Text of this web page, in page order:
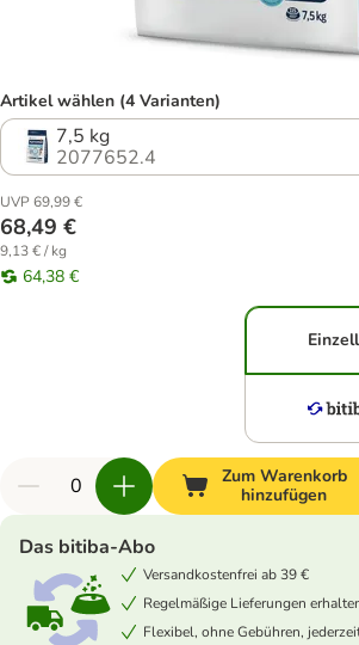
Artikel wählen (4 Varianten)
7,5 kg
2077652.4
UVP 69,99 €
68,49 €
9,13 € / kg
64,38 €
Zum Warenkorb
hinzufügen
Das bitiba-Abo
Versandkostenfrei ab 39 €
Regelmäßige Lieferungen
Flexibel, ohne Gebühren,